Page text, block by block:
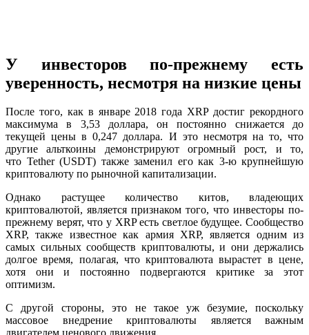
У инвесторов по-прежнему есть
уверенность, несмотря на низкие цены
После того, как в январе 2018 года XRP достиг рекордного
максимума в 3,53 доллара, он постоянно снижается до
текущей цены в 0,247 доллара. И это несмотря на то, что
другие альткоины демонстрируют огромный рост, и то,
что Tether (USDT) также заменил его как 3-ю крупнейшую
криптовалюту по рыночной капитализации.
Однако растущее количество китов, владеющих
криптовалютой, является признаком того, что инвесторы по-
прежнему верят, что у XRP есть светлое будущее. Сообщество
XRP, также известное как армия XRP, является одним из
самых сильных сообществ криптовалюты, и они держались
долгое время, полагая, что криптовалюта вырастет в цене,
хотя они и постоянно подвергаются критике за этот
оптимизм.
С другой стороны, это не такое уж безумие, поскольку
массовое внедрение криптовалюты является важным